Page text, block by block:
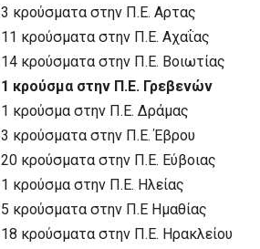
3 κρούσματα στην Π.Ε. Αρτας
11 κρούσματα στην Π.Ε. Αχαΐας
14 κρούσματα στην Π.Ε. Βοιωτίας
1 κρούσμα στην Π.Ε. Γρεβενών
1 κρούσμα στην Π.Ε. Δράμας
3 κρούσματα στην Π.Ε. Έβρου
20 κρούσματα στην Π.Ε. Εύβοιας
1 κρούσμα στην Π.Ε. Ηλείας
5 κρούσματα στην Π.Ε Ημαθίας
18 κρούσματα στην Π.Ε. Ηρακλείου